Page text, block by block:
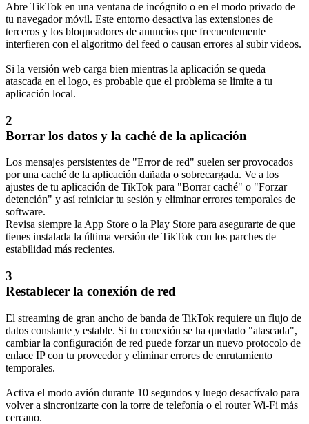
Abre TikTok en una ventana de incógnito o en el modo privado de
tu navegador móvil. Este entorno desactiva las extensiones de
terceros y los bloqueadores de anuncios que frecuentemente
interfieren con el algoritmo del feed o causan errores al subir videos.
Si la versión web carga bien mientras la aplicación se queda
atascada en el logo, es probable que el problema se limite a tu
aplicación local.
2
Borrar los datos y la caché de la aplicación
Los mensajes persistentes de "Error de red" suelen ser provocados
por una caché de la aplicación dañada o sobrecargada. Ve a los
ajustes de tu aplicación de TikTok para "Borrar caché" o "Forzar
detención" y así reiniciar tu sesión y eliminar errores temporales de
software.
Revisa siempre la App Store o la Play Store para asegurarte de que
tienes instalada la última versión de TikTok con los parches de
estabilidad más recientes.
3
Restablecer la conexión de red
El streaming de gran ancho de banda de TikTok requiere un flujo de
datos constante y estable. Si tu conexión se ha quedado "atascada",
cambiar la configuración de red puede forzar un nuevo protocolo de
enlace IP con tu proveedor y eliminar errores de enrutamiento
temporales.
Activa el modo avión durante 10 segundos y luego desactívalo para
volver a sincronizarte con la torre de telefonía o el router Wi-Fi más
cercano.